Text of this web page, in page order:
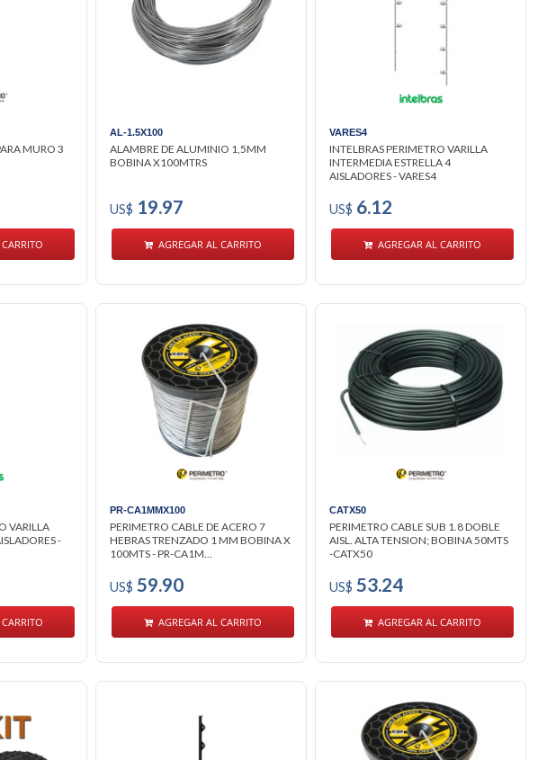
MURO 3
AL-1.5X100
ALAMBRE DE ALUMINIO 1,5MM
BOBINA X100MTRS
US$ 19.97
AGREGAR AL CARRITO
VARES4
INTELBRAS PERIMETRO VARILLA
INTERMEDIA ESTRELLA 4
AISLADORES - VARES4
US$ 6.12
AGREGAR AL CARRITO
VARILLA
-
PR-CA1MMX100
PERIMETRO CABLE DE ACERO 7
HEBRAS TRENZADO 1 MM BOBINA X
100MTS - PR-CA1M...
US$ 59.90
AGREGAR AL CARRITO
CATX50
PERIMETRO CABLE SUB 1.8 DOBLE
AISL. ALTA TENSION; BOBINA 50MTS
-CATX50
US$ 53.24
AGREGAR AL CARRITO